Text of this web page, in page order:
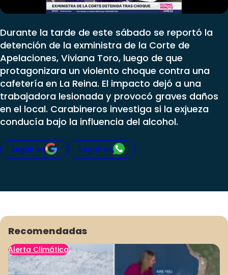
Durante la tarde de este sábado se reportó la
detención de la exministra de la Corte de
Apelaciones, Viviana Toro, luego de que
protagonizara un violento choque contra una
cafetería en La Reina. El impacto dejó a una
trabajadora lesionada y provocó graves daños
en el local. Carabineros investiga si la exjueza
conducía bajo la influencia del alcohol.
Seguir en Seguir en
Recomendadas
Alerta Climática
Sabingo